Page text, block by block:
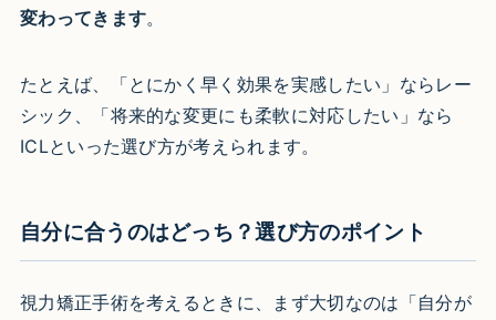
変わってきます。
たとえば、「とにかく早く効果を実感したい」ならレー
シック、「将来的な変更にも柔軟に対応したい」なら
ICLといった選び方が考えられます。
自分に合うのはどっち？選び方のポイント
視力矯正手術を考えるときに、まず大切なのは「自分が